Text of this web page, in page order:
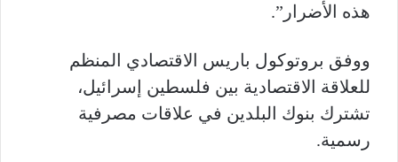
هذه الأضرار”.
ووفق بروتوكول باريس الاقتصادي المنظم
للعلاقة الاقتصادية بين فلسطين إسرائيل،
تشترك بنوك البلدين في علاقات مصرفية
رسمية.